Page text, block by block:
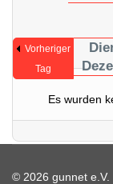
Vorheriger
Tag
Es wurden
© 2026 gunnet e.V.